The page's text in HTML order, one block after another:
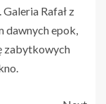
Rafał z
dawnych epok,
zabytkowych